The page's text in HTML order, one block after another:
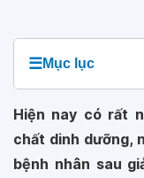
☰Mục lục
Hiện nay có rất
chất dinh dưỡng,
bệnh nhân sau